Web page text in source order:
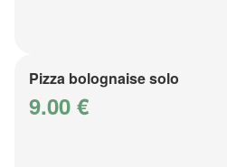
Pizza bolognaise solo
9.00 €